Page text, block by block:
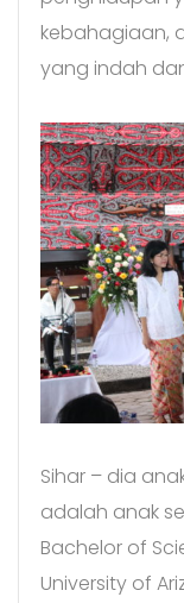
kebahagiaan,
yang indah
Sihar – dia
adalah anak
Bachelor of
University of